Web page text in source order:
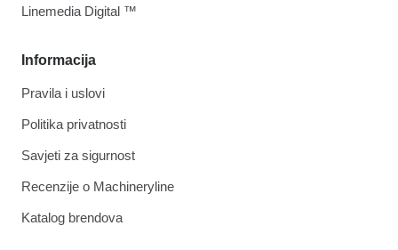
Informacija
Pravila i uslovi
Politika privatnosti
Savjeti za sigurnost
Recenzije o Machineryline
Katalog brendova
Linemedia Digital ™